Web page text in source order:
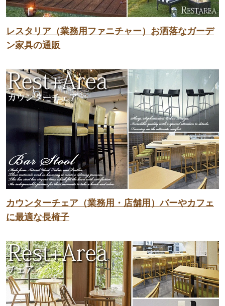
レスタリア（業務用ファニチャー）お洒落なガーデ
ン家具の通販
カウンターチェア（業務用・店舗用）バーやカフェ
に最適な長椅子